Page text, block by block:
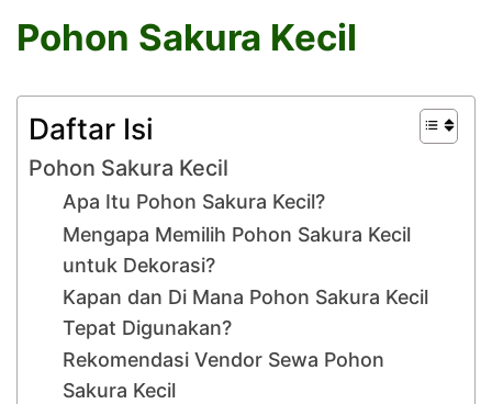
Pohon Sakura Kecil
Daftar Isi
Pohon Sakura Kecil
Apa Itu Pohon Sakura Kecil?
Mengapa Memilih Pohon Sakura Kecil
untuk Dekorasi?
Kapan dan Di Mana Pohon Sakura Kecil
Tepat Digunakan?
Rekomendasi Vendor Sewa Pohon
Sakura Kecil